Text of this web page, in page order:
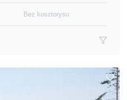
Bez kosztorysu